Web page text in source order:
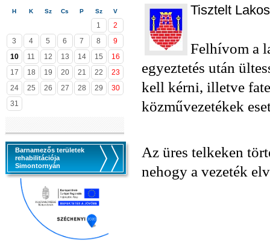
H K Sz Cs P Sz V
1
2
3
4 5 6 7 8
9
10
11 12 13 14 15
16
17
18 19 20 21 22
23
24
25 26 27 28 29
30
31
Barnamezős területek
rehabilitációja
Simontornyán
Tisztelt
Felhívom a
egyeztetés után
kell kérni, illetve
közművezetékek
Az üres telkeken
nehogy a vezeték